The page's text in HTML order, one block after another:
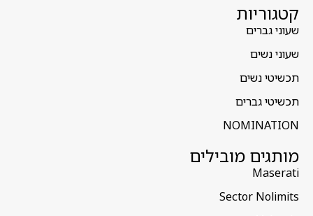
קטגוריות
שעוני גברים
שעוני נשים
תכשיטי נשים
תכשיטי גברים
NOMINATION
מותגים מובילים
Maserati
Sector Nolimits